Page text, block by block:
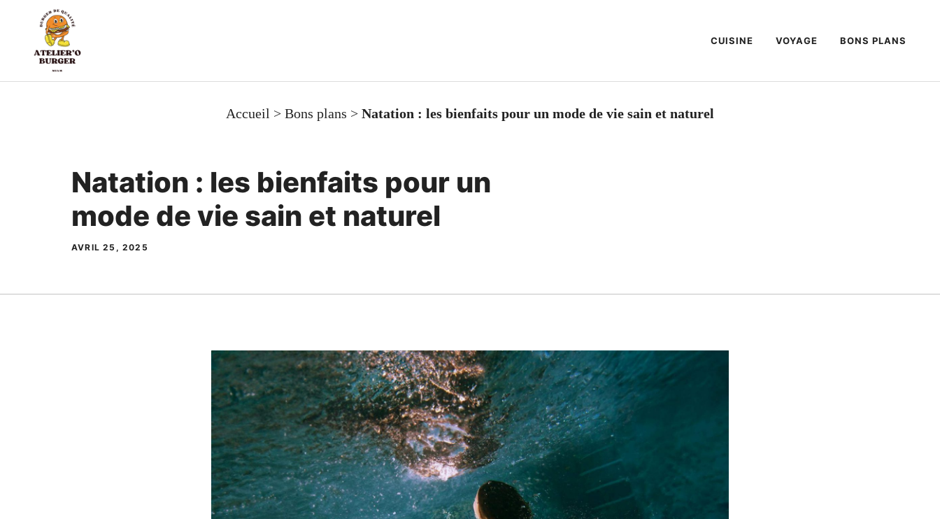
contenu
CUISINE VOYAGE BONS PLANS
Accueil > Bons plans > Natation : les bienfaits pour un mode de vie sain et naturel
Natation : les bienfaits pour un
mode de vie sain et naturel
AVRIL 25, 2025